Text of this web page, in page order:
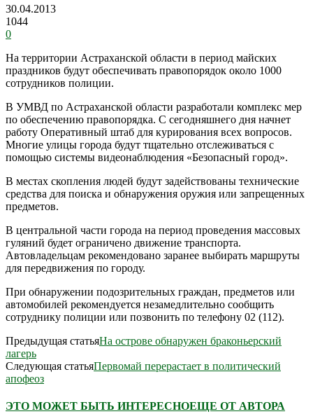
30.04.2013
1044
0
На территории Астраханской области в период майских
праздников будут обеспечивать правопорядок около 1000
сотрудников полиции.
В УМВД по Астраханской области разработали комплекс мер
по обеспечению правопорядка. С сегодняшнего дня начнет
работу Оперативный штаб для курирования всех вопросов.
Многие улицы города будут тщательно отслеживаться с
помощью системы видеонаблюдения «Безопасный город».
В местах скопления людей будут задействованы технические
средства для поиска и обнаружения оружия или запрещенных
предметов.
В центральной части города на период проведения массовых
гуляний будет ограничено движение транспорта.
Автовладельцам рекомендовано заранее выбирать маршруты
для передвижения по городу.
При обнаружении подозрительных граждан, предметов или
автомобилей рекомендуется незамедлительно сообщить
сотруднику полиции или позвонить по телефону 02 (112).
Предыдущая статьяНа острове обнаружен браконьерский
лагерь
Следующая статьяПервомай перерастает в политический
апофеоз
ЭТО МОЖЕТ БЫТЬ ИНТЕРЕСНОЕЩЕ ОТ АВТОРА